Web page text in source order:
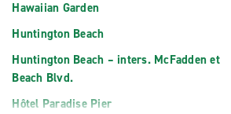
Hawaiian Garden
Huntington Beach
Huntington Beach – inters. McFadden et
Beach Blvd.
Hôtel Paradise Pier